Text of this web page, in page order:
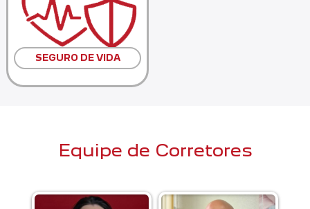
SEGURO DE VIDA
Equipe de Corretores